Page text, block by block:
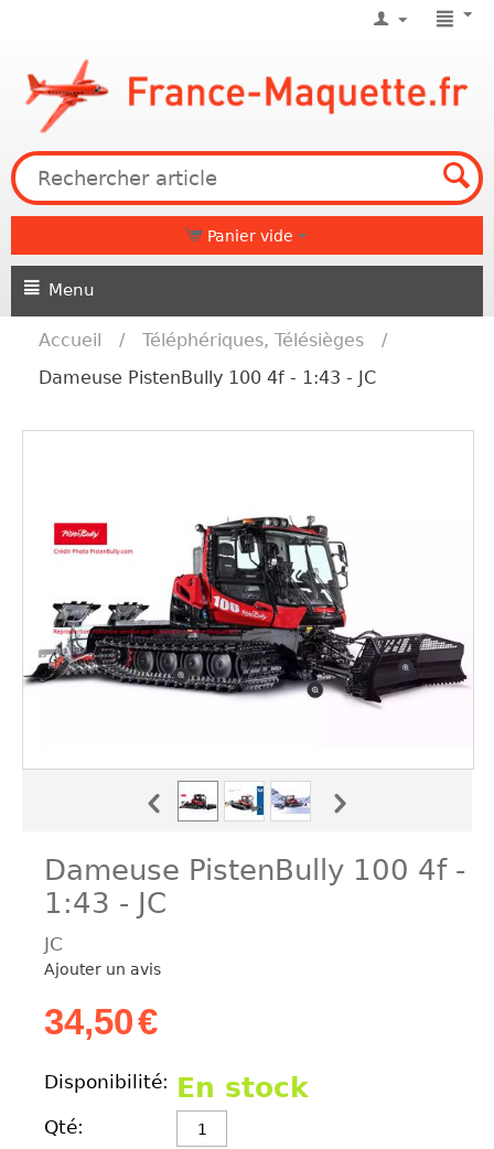
Panier vide
Menu
Accueil / Téléphériques, Télésièges
/
Dameuse PistenBully 100 4f - 1:43 - JC
Dameuse PistenBully 100 4f -
1:43 - JC
JC
Ajouter un avis
34,50€
Disponibilité: En stock
Qté: